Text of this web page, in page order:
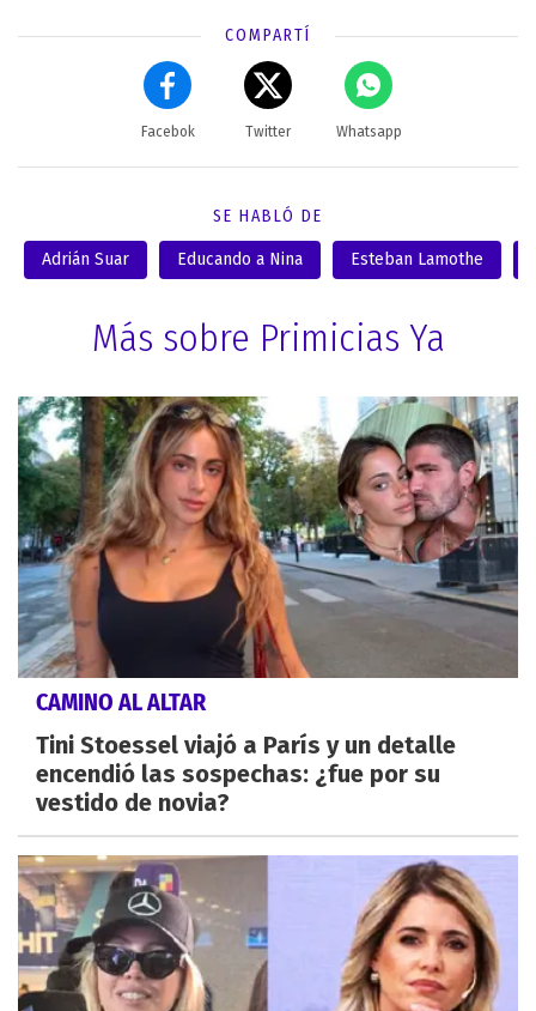
COMPARTÍ
Facebok Twitter Whatsapp
SE HABLÓ DE
Adrián Suar Educando a Nina Esteban Lamothe
Más sobre Primicias Ya
CAMINO AL ALTAR
Tini Stoessel viajó a París y un detalle
encendió las sospechas: ¿fue por su
vestido de novia?